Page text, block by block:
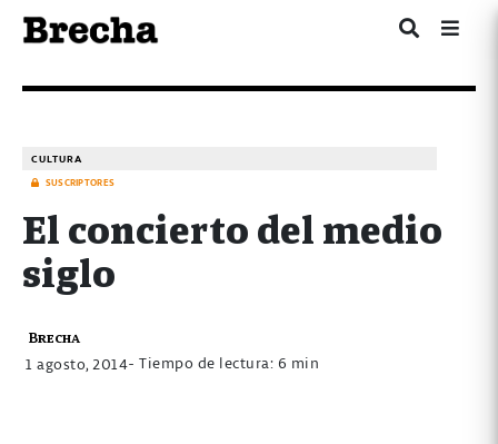
CULTURA
SUSCRIPTORES
El concierto del medio
siglo
Brecha
1 agosto, 2014- Tiempo de lectura: 6 min